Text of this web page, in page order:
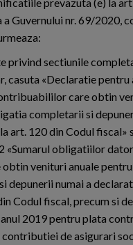
Guvernului nr. 69/2020,
privind sectiunile
casuta «Declaratie pentru
care obtin
completarii si
art. 120 din Codul fiscal»
«Sumarul obligatiilor
venituri anuale
depunerii numai a
Codul fiscal, precum si
2019 pentru plata
contributiei de asigurari